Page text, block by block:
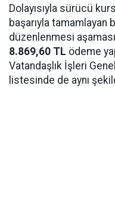
Dolayısıyla sürücü
başarıyla tamamlayan
düzenlenmesi
8.869,60 TL ödeme
Vatandaşlık İşleri
listesinde de aynı